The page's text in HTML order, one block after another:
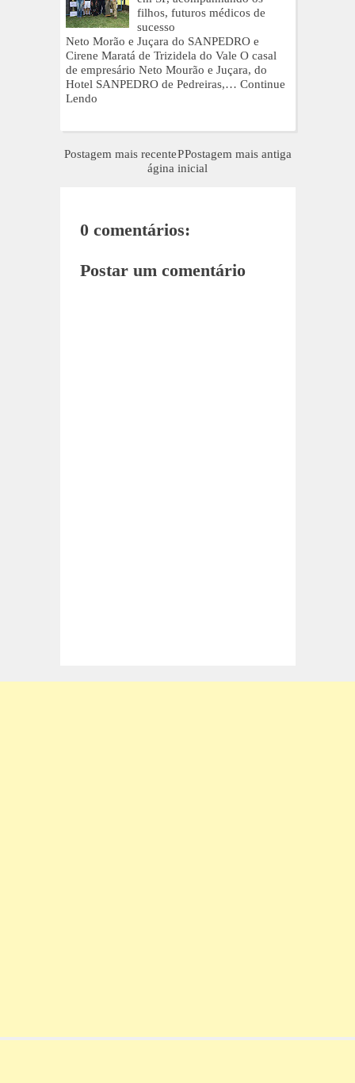
filhos, futuros médicos de
sucesso
Neto Morão e Juçara do SANPEDRO e
Cirene Maratá de Trizidela do Vale O casal
de empresário Neto Mourão e Juçara, do
Hotel SANPEDRO de Pedreiras,… Continue
Lendo
Postagem mais recente Postagem mais antiga
P
ágina inicial
0 comentários:
Postar um comentário